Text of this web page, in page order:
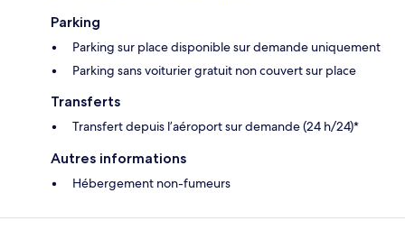
Parking
Parking sur place disponible sur demande uniquement
Parking sans voiturier gratuit non couvert sur place
Transferts
Transfert depuis l’aéroport sur demande (24 h/24)*
Autres informations
Hébergement non-fumeurs